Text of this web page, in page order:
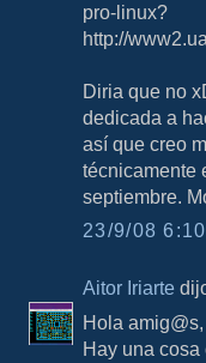
pro-linux?
http://
Diria que no
dedicada a
así que creo
técnicamente
septiembre.
23/9/08
Aitor Iriarte
Hola amig@s,
Hay una